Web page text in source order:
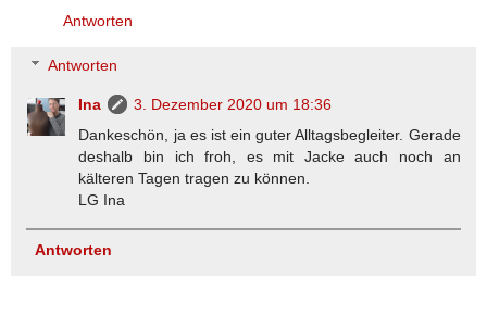
Antworten
Antworten
Ina
3. Dezember 2020 um 18:36
Dankeschön, ja es ist ein guter Alltagsbegleiter. Gerade
deshalb bin ich froh, es mit Jacke auch noch an
kälteren Tagen tragen zu können.
LG Ina
Antworten